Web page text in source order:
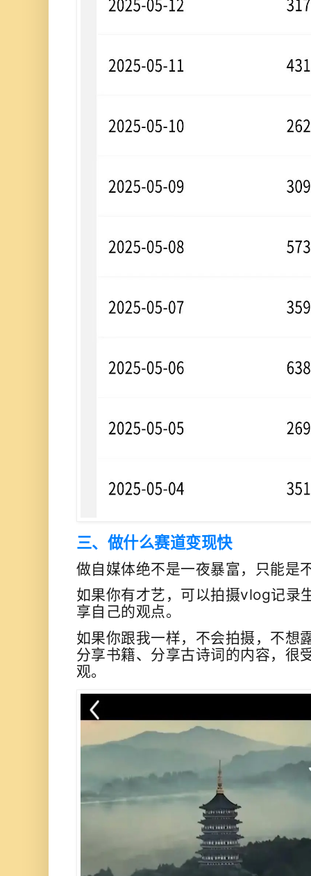
三、做什么赛道变现快
做自媒体绝不是一夜暴富，只能是
如果你有才艺，可以拍摄vlog记录
享自己的观点。
如果你跟我一样，不会拍摄，不想
分享书籍、 分享古诗词的内容，很
观。